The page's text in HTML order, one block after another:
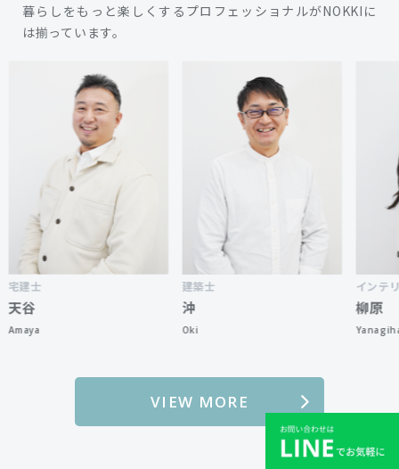
暮らしをもっと楽しくするプロフェッショナルがNOKKIに
は揃っています。
インテリアコー
Yanagihara
VIEW MORE